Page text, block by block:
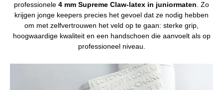
professionele 4 mm Supreme Claw-latex in juniormaten . Zo
krijgen jonge keepers precies het gevoel dat ze nodig hebben
om met zelfvertrouwen het veld op te gaan: sterke grip,
hoogwaardige kwaliteit en een handschoen die aanvoelt als op
professioneel niveau.